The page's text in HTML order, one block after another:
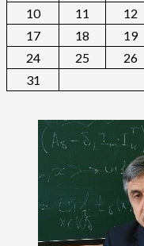
10
11 12
17
18 19
24
25 26
31